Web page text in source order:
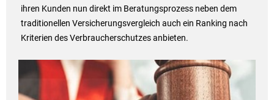
ihren Kunden nun direkt im Beratungsprozess neben dem
traditionellen Versicherungsvergleich auch ein Ranking nach
Kriterien des Verbraucherschutzes anbieten.